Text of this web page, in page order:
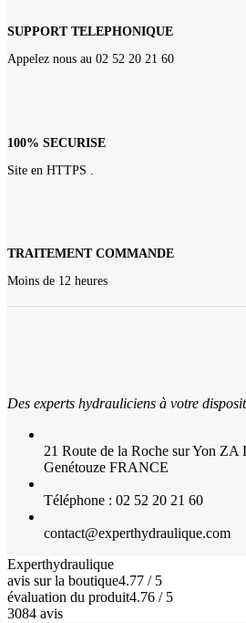
SUPPORT TELEPHONIQUE
Appelez nous au 02 52 20 21 60
100% SECURISE
Site en HTTPS .
TRAITEMENT COMMANDE
Moins de 12 heures
Des experts hydrauliciens à votre
21 Route de la Roche sur Yon ZA
Genétouze FRANCE
Téléphone : 02 52 20 21 60
contact@experthydraulique.com
Experthydraulique
avis sur la boutique4.77 / 5
évaluation du produit4.76 / 5
3084 avis